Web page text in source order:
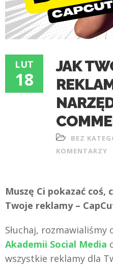
LUT
18
JAK
BEZ
KOMENTARZY
Muszę Ci pokazać coś,
Twoje reklamy –
Słuchaj, rozmawialiśmy
Akademii Social Media
wszystkie reklamy dla